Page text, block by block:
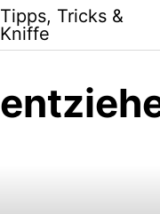
Tipps, Tricks &
Kniffe